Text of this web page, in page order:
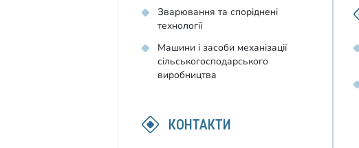
Зварювання та споріднені
технології
Машини і засоби механізації
сільськогосподарського
виробництва
КОНТАКТИ